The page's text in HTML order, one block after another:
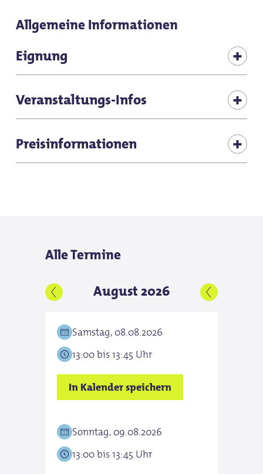
Allgemeine Informationen
Eignung
Zielgruppe Jugendliche
Zielgruppe Erwachsene
Zielgruppe Senioren
für Individualgäste
Veranstaltungs-Infos
Anmeldung erforderlich
Touristische Veranstaltung
Preisinformationen
Alle Termine
August 2026
Samstag, 08.08.2026
13:00 bis 13:45 Uhr
In Kalender speichern
Sonntag, 09.08.2026
13:00 bis 13:45 Uhr